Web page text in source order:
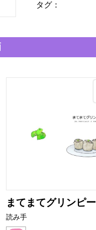
タグ：
まてまてグリンピ
読み手